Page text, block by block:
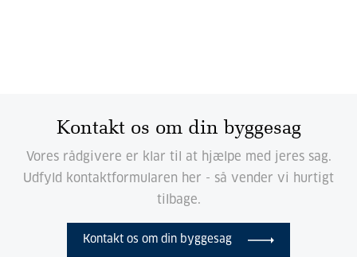
Kontakt os om din byggesag
Vores rådgivere er klar til at hjælpe med jeres sag.
Udfyld kontaktformularen her - så vender vi hurtigt
tilbage.
Kontakt os om din byggesag